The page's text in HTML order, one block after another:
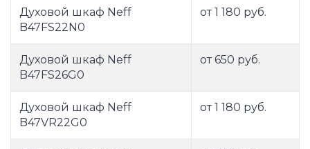
Духовой шкаф Neff
B47FS22N0
от 1 180 руб.
Духовой шкаф Neff
B47FS26G0
от 650 руб.
Духовой шкаф Neff
B47VR22G0
от 1 180 руб.